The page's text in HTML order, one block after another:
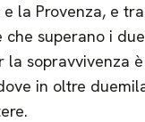
la Provenza, e
superano i
sopravvivenza
in oltre